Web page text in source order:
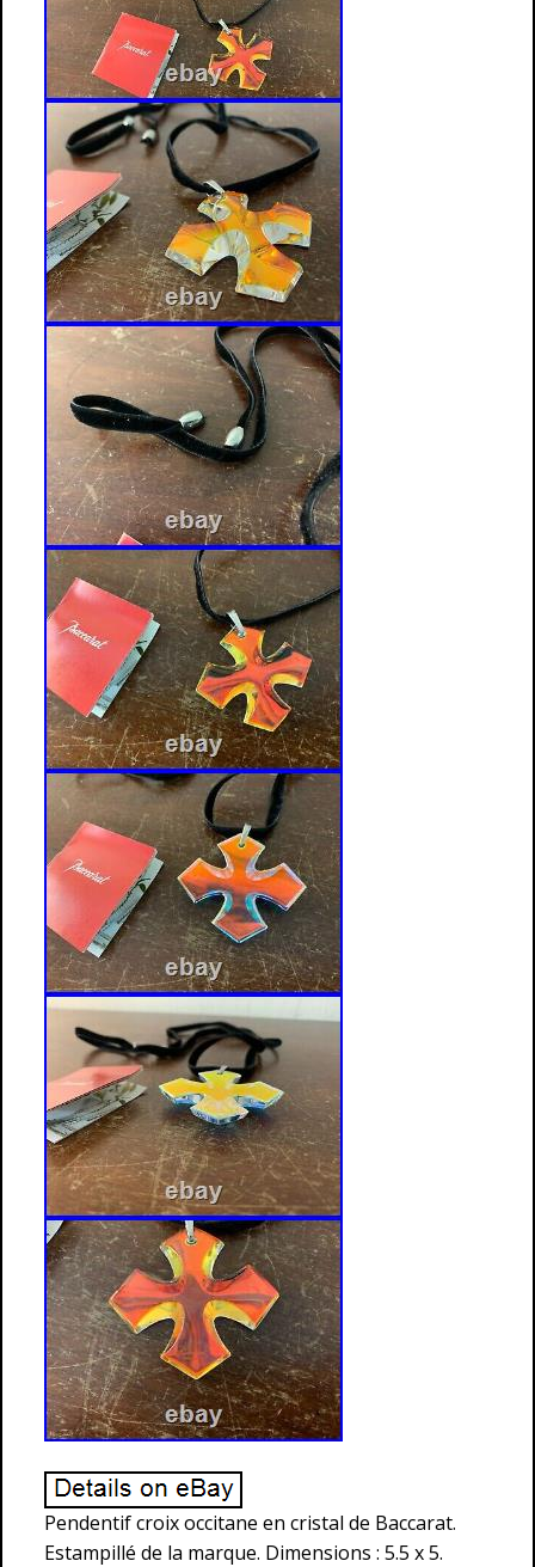
Pendentif croix occitane en cristal de Baccarat.
Estampillé de la marque. Dimensions : 5.5 x 5.